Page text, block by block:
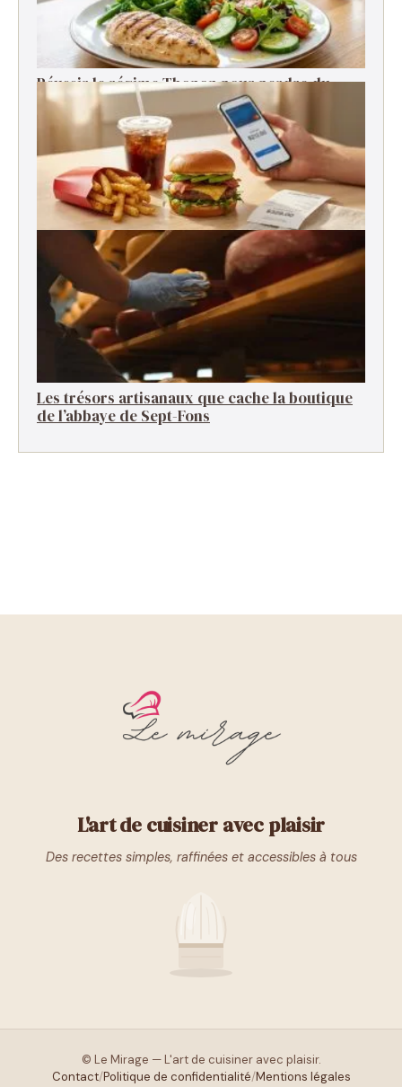
Réussir le régime Thonon pour perdre du
poids rapidement
Pourquoi le fast-food est-il devenu si cher ?
Les trésors artisanaux que cache la boutique
de l’abbaye de Sept-Fons
L'art de cuisiner avec plaisir
Des recettes simples, raffinées et accessibles à tous
© Le Mirage — L'art de cuisiner avec plaisir.
Contact/Politique de confidentialité/Mentions légales